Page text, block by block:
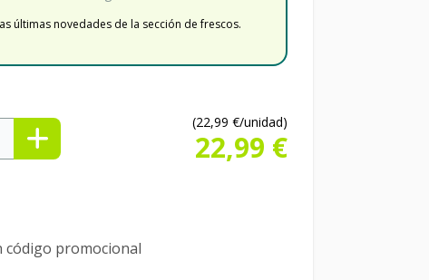
últimas novedades de la sección de frescos.
(22,99 €/unidad)
22,99 €
código promocional